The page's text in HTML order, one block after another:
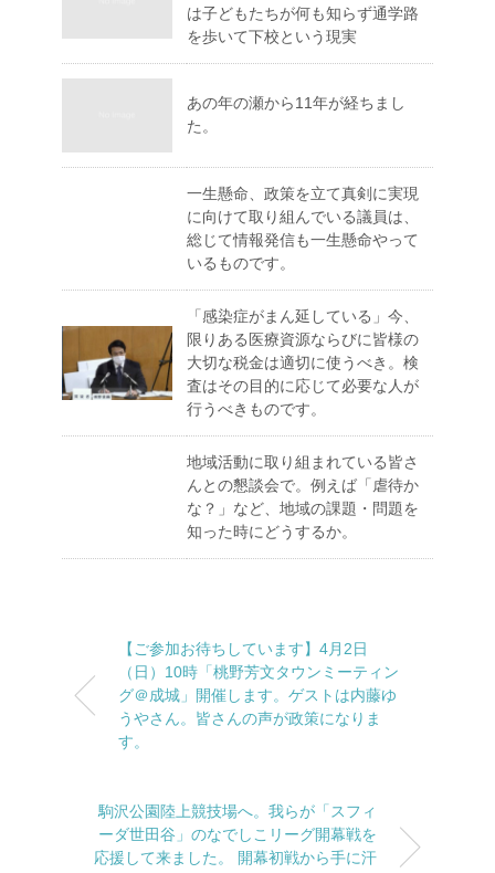
は子どもたちが何も知らず通学路
を歩いて下校という現実
あの年の瀬から11年が経ちまし
た。
一生懸命、政策を立て真剣に実現
に向けて取り組んでいる議員は、
総じて情報発信も一生懸命やって
いるものです。
「感染症がまん延している」今、
限りある医療資源ならびに皆様の
大切な税金は適切に使うべき。検
査はその目的に応じて必要な人が
行うべきものです。
地域活動に取り組まれている皆さ
んとの懇談会で。例えば「虐待か
な？」など、地域の課題・問題を
知った時にどうするか。
【ご参加お待ちしています】4月2日
（日）10時「桃野芳文タウンミーティン
グ＠成城」開催します。ゲストは内藤ゆ
うやさん。皆さんの声が政策になりま
す。
駒沢公園陸上競技場へ。我らが「スフィ
ーダ世田谷」のなでしこリーグ開幕戦を
応援して来ました。 開幕初戦から手に汗